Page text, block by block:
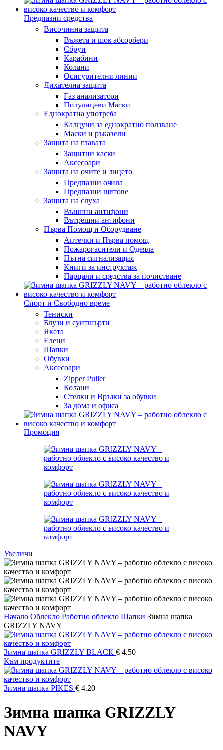
Предпазни средства
Височинна защита
Въжета и шок абсорбери
Сбруи
Карабини
Колани
Осигурителни линии
Дихателна защита
Газ анализатори
Полулицеви Маски
Еднократна употреба
Калцуни за еднократно ползване
Маски и ръкавели
Защита на главата
Защитни каски
Аксесоари
Защита на очите и лицето
Предпазни очила
Предпазни щитове
Защита на слуха
Външни антифони
Вътрешни антифони
Първа Помощ и Оборудване
Аптечки и Първа помощ
Пожарогасители и Одеяла
Пътна сигнализация
Книги за инструктаж
Парцали и средства за почистване
Спорт и Свободно време
Тениски
Блузи и суитшърти
Якета
Елеци
Шапки
Обувки
Аксесоари
Zipper Puller
Колани
Стелки и Връзки за обувки
За дома и офиса
Промоция
Увеличи
Начало Облекло Работно облекло Шапки Зимна шапка
GRIZZLY NAVY
Зимна шапка GRIZZLY BLACK € 4.50
Към продуктите
Зимна шапка PIKES € 4.20
Зимна шапка GRIZZLY
NAVY